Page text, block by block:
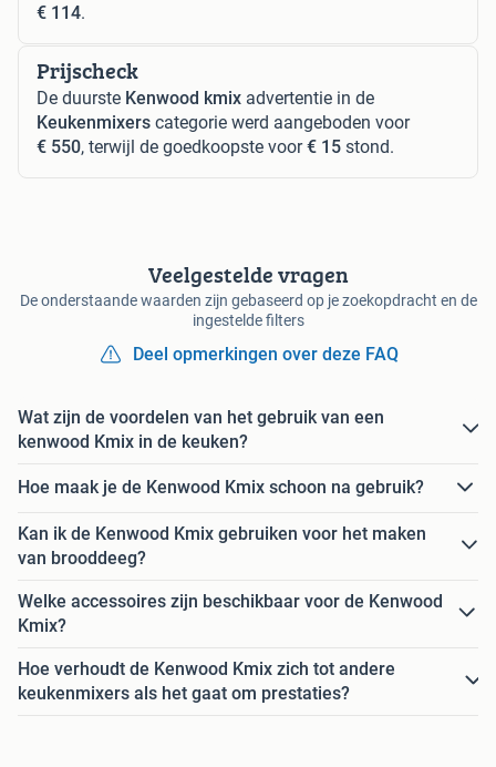
€ 114.
Prijscheck
De duurste Kenwood kmix advertentie in de
Keukenmixers categorie werd aangeboden voor
€ 550, terwijl de goedkoopste voor€ 15 stond.
Veelgestelde vragen
De onderstaande waarden zijn gebaseerd op je zoekopdracht en de
ingestelde filters
Deel opmerkingen over deze FAQ
Wat zijn de voordelen van het gebruik van een
kenwood Kmix in de keuken?
Hoe maak je de Kenwood Kmix schoon na gebruik?
Kan ik de Kenwood Kmix gebruiken voor het maken
van brooddeeg?
Welke accessoires zijn beschikbaar voor de Kenwood
Kmix?
Hoe verhoudt de Kenwood Kmix zich tot andere
keukenmixers als het gaat om prestaties?